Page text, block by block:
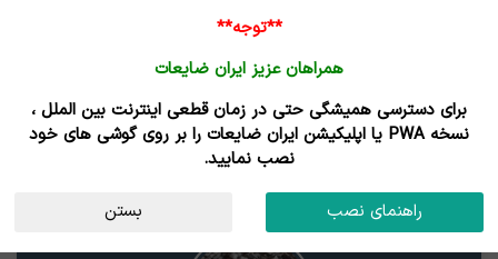
نتایج جستجوی قیمت
استان
**توجه**
همراهان عزیز ایران ضایعات
برای دسترسی همیشگی حتی در زمان قطعی اینترنت بین الملل ،
نسخه PWA یا اپلیکیشن ایران ضایعات را بر روی گوشی های خود
نصب نمایید.
راهنمای نصب بستن